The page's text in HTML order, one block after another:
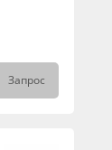
Запрос